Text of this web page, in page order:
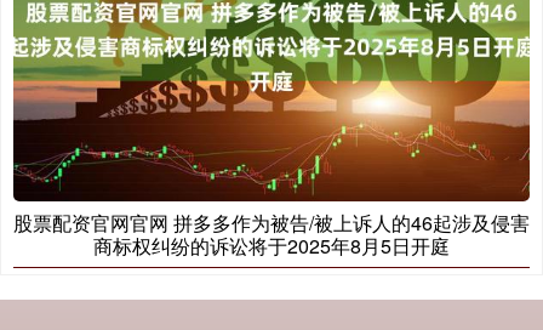
股票配资官网官网 拼多多作为被告/被上诉人的46起涉及侵害
商标权纠纷的诉讼将于2025年8月5日开庭